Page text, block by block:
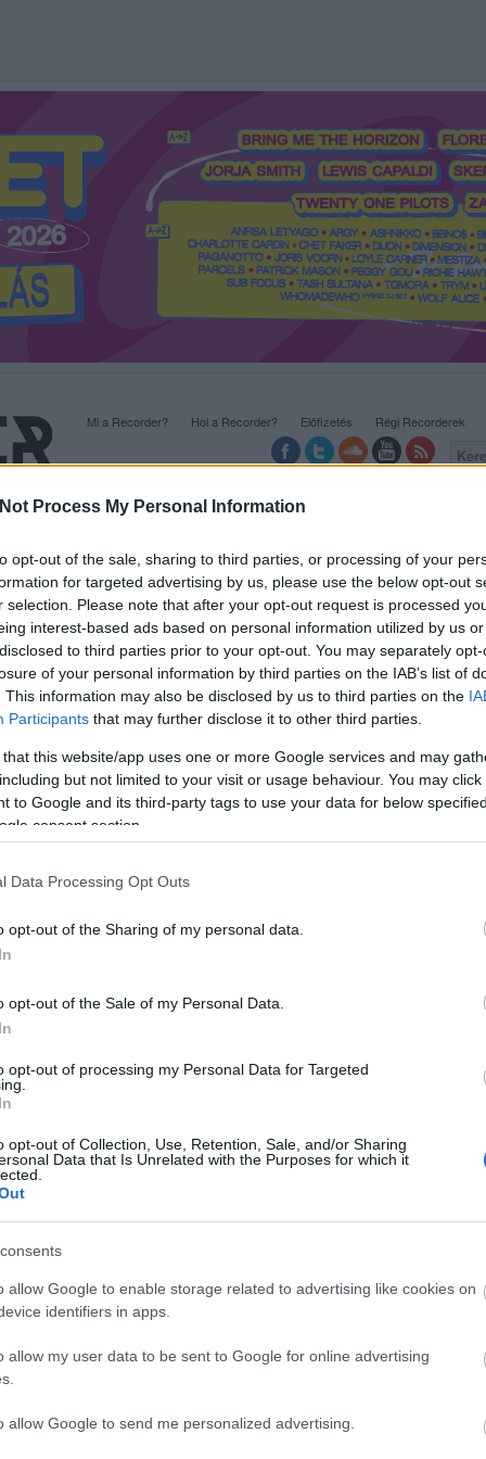
Process My Personal Information
opt-out of the sale, sharing to third parties, or processing of your
for targeted advertising by us, please use the below opt-out
selection. Please note that after your opt-out request is processed
interest-based ads based on personal information utilized by us
to third parties prior to your opt-out. You may separately
of your personal information by third parties on the IAB’s list of
This information may also be disclosed by us to third parties on the
Participants that may further disclose it to other third parties.
that this website/app uses one or more Google services and may
but not limited to your visit or usage behaviour. You may
to Google and its third-party tags to use your data for below
consent section.
Data Processing Opt Outs
opt-out of the Sharing of my personal data.
opt-out of the Sale of my Personal Data.
opt-out of processing my Personal Data for Targeted
opt-out of Collection, Use, Retention, Sale, and/or Sharing
Data that Is Unrelated with the Purposes for which it
allow Google to enable storage related to advertising like cookies on
identifiers in apps.
allow my user data to be sent to Google for online advertising
allow Google to send me personalized advertising.
Mi a Recorder? Hol a Recorder? Előfizetés Régi Recorderek
PODCASTJAI ITT!
FRISS MAGYAR ZENÉK HETENTE!
HAZAI LEMEZEK.
HÁTTÉRBEN IS KÖZÉPPONTBAN.
SOROZATOK. 2005: EZ MENT HÚSZ ÉVE.
aWilco ennél közelebb nem nagyon kerülhet
szeptember 23-án a bécsi Gasometerbe. Főleg, hogy
albumának dalait is hallhatjuk élőben.
tekintetében sokan a Radiohead amerikai
megtisztelő, másrészt viszont nem igazán helytálló, hiszen
zenéjébe – már csak származási helye miatt is – megférnek
leginkább Neil Young irányából, míg a gitárhangzás sok esetben
turnéjának bécsi állomásán Tweedyék előtt még egy remek
Grant, a 2004-es feloszlása előtt kétszer még Budapestig is
akinek most áprilisban jelent meg első szólólemeze, a
Recorder a Facebookon. Még több Recorder, ott, igen.
A vendéglátós
digitális szufi
punkig és
abnormális
Kísérleti kvadro
EXILES és a
gótikus
Dunán